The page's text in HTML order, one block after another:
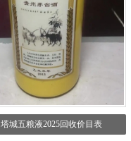
塔城五粮液2025回收价目表